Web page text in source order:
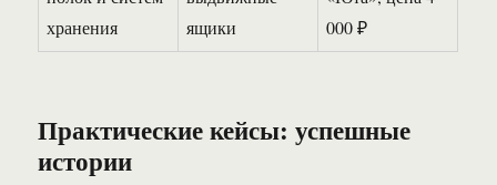
хранения
ящики
000 ₽
Практические кейсы: успешные
истории